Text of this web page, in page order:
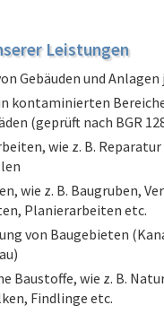
Leistungen
Gebäuden und
kontaminierten
(geprüft nach BGR
wie z. B. Reparatur
wie z. B. Baugruben,
Planierarbeiten etc.
von Baugebieten
Baustoffe, wie z. B.
Findlinge etc.